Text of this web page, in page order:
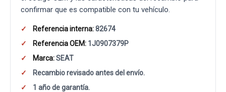
confirmar que es compatible con tu vehículo.
Referencia interna:82674
Referencia OEM: 1J0907379P
Marca:SEAT
Recambio revisado antes del envío.
1 año de garantía.